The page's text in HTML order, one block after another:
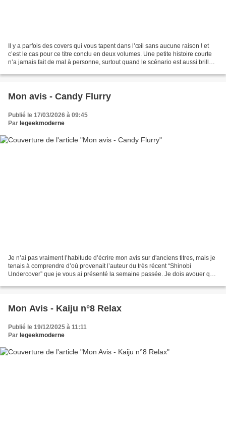
Il y a parfois des covers qui vous tapent dans l’œil sans aucune raison ! et
c’est le cas pour ce titre conclu en deux volumes. Une petite histoire courte
n’a jamais fait de mal à personne, surtout quand le scénario est aussi brillant
Mon avis - Candy Flurry
Publié le 17/03/2026 à 09:45
Par legeekmoderne
Je n’ai pas vraiment l’habitude d’écrire mon avis sur d'anciens titres, mais je
tenais à comprendre d’où provenait l’auteur du très récent “Shinobi
Undercover” que je vous ai présenté la semaine passée. Je dois avouer que
Mon Avis - Kaiju n°8 Relax
Publié le 19/12/2025 à 11:11
Par legeekmoderne